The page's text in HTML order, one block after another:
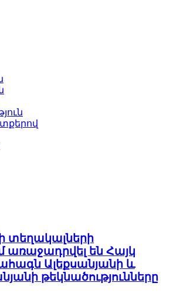
առաջադրվել են Հայկ
Ալեքսանյանի և
թեկնածությունները